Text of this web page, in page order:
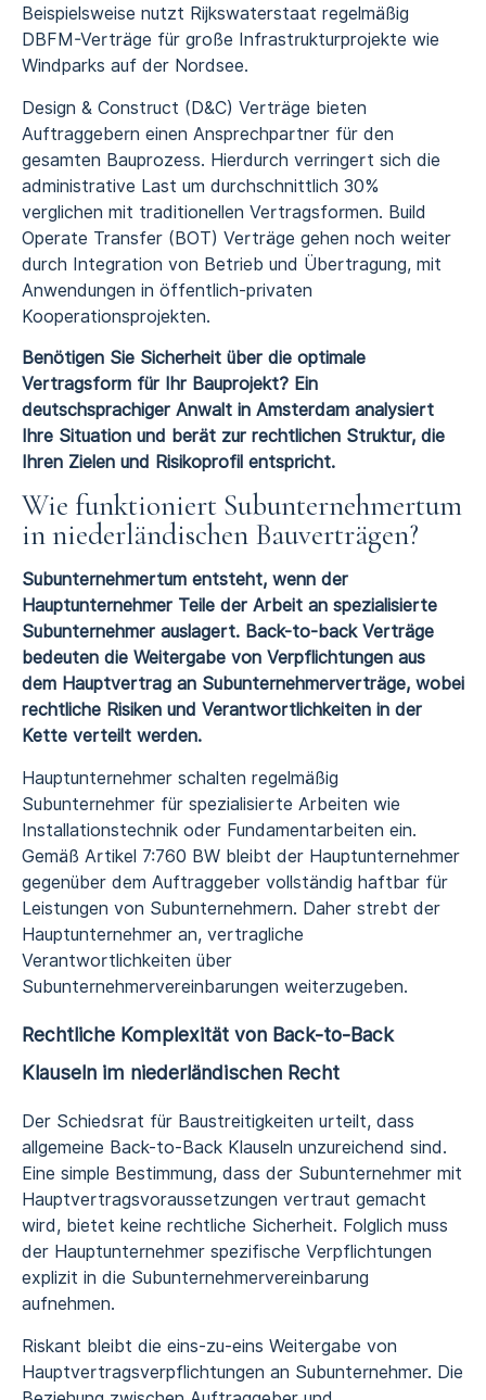
Beispielsweise nutzt Rijkswaterstaat regelmäßig
DBFM-Verträge für große Infrastrukturprojekte wie
Windparks auf der Nordsee.
Design & Construct (D&C) Verträge bieten
Auftraggebern einen Ansprechpartner für den
gesamten Bauprozess. Hierdurch verringert sich die
administrative Last um durchschnittlich 30%
verglichen mit traditionellen Vertragsformen. Build
Operate Transfer (BOT) Verträge gehen noch weiter
durch Integration von Betrieb und Übertragung, mit
Anwendungen in öffentlich-privaten
Kooperationsprojekten.
Benötigen Sie Sicherheit über die optimale
Vertragsform für Ihr Bauprojekt? Ein
deutschsprachiger Anwalt in Amsterdam analysiert
Ihre Situation und berät zur rechtlichen Struktur, die
Ihren Zielen und Risikoprofil entspricht.
Wie funktioniert Subunternehmertum
in niederländischen Bauverträgen?
Subunternehmertum entsteht, wenn der
Hauptunternehmer Teile der Arbeit an spezialisierte
Subunternehmer auslagert. Back-to-back Verträge
bedeuten die Weitergabe von Verpflichtungen aus
dem Hauptvertrag an Subunternehmerverträge, wobei
rechtliche Risiken und Verantwortlichkeiten in der
Kette verteilt werden.
Hauptunternehmer schalten regelmäßig
Subunternehmer für spezialisierte Arbeiten wie
Installationstechnik oder Fundamentarbeiten ein.
Gemäß Artikel 7:760 BW bleibt der Hauptunternehmer
gegenüber dem Auftraggeber vollständig haftbar für
Leistungen von Subunternehmern. Daher strebt der
Hauptunternehmer an, vertragliche
Verantwortlichkeiten über
Subunternehmervereinbarungen weiterzugeben.
Rechtliche Komplexität von Back-to-Back
Klauseln im niederländischen Recht
Der Schiedsrat für Baustreitigkeiten urteilt, dass
allgemeine Back-to-Back Klauseln unzureichend sind.
Eine simple Bestimmung, dass der Subunternehmer mit
Hauptvertragsvoraussetzungen vertraut gemacht
wird, bietet keine rechtliche Sicherheit. Folglich muss
der Hauptunternehmer spezifische Verpflichtungen
explizit in die Subunternehmervereinbarung
aufnehmen.
Riskant bleibt die eins-zu-eins Weitergabe von
Hauptvertragsverpflichtungen an Subunternehmer. Die